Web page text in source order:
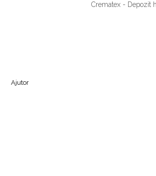
Crematex - Depozit
Ajutor